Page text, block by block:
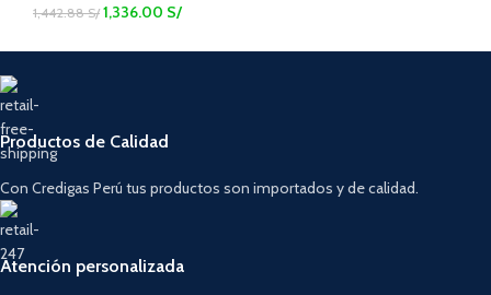
1,442.88S/ 1,336.00 S/
Productos de Calidad
Con Credigas Perú tus productos son importados y de calidad.
Atención personalizada